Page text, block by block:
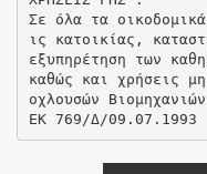
Σε όλα τα
ις κατοικίας,
εξυπηρέτηση των
καθώς και χρήσεις μη
οχλουσών